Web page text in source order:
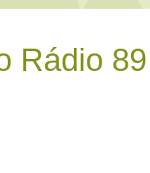
Rádio